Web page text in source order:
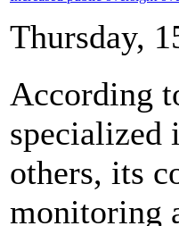
Thursday,
According
specialized
others, its
monitoring